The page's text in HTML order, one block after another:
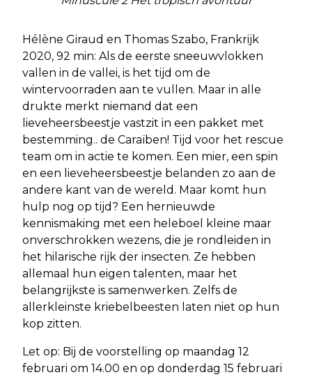
Hélène Giraud en Thomas Szabo, Frankrijk
2020, 92 min: Als de eerste sneeuwvlokken
vallen in de vallei, is het tijd om de
wintervoorraden aan te vullen. Maar in alle
drukte merkt niemand dat een
lieveheersbeestje vastzit in een pakket met
bestemming.. de Caraïben! Tijd voor het rescue
team om in actie te komen. Een mier, een spin
en een lieveheersbeestje belanden zo aan de
andere kant van de wereld. Maar komt hun
hulp nog op tijd? Een hernieuwde
kennismaking met een heleboel kleine maar
onverschrokken wezens, die je rondleiden in
het hilarische rijk der insecten. Ze hebben
allemaal hun eigen talenten, maar het
belangrijkste is samenwerken. Zelfs de
allerkleinste kriebelbeesten laten niet op hun
kop zitten.
Let op: Bij de voorstelling op maandag 12
februari om 14.00 en op donderdag 15 februari